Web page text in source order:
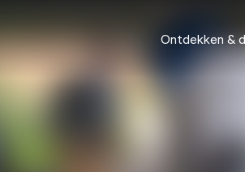
Ontdekken &